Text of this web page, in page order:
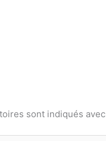
sont indiqués avec